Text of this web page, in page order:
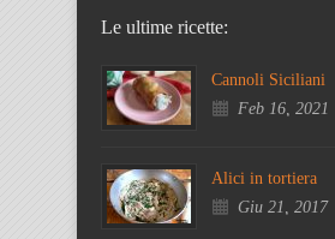
Le ultime ricette:
Cannoli Siciliani
Feb 16, 2021
Alici in tortiera
Giu 21, 2017